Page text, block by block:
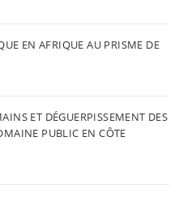
EN AFRIQUE AU PRISME DE
ET DÉGUERPISSEMENT DES
PUBLIC EN CÔTE